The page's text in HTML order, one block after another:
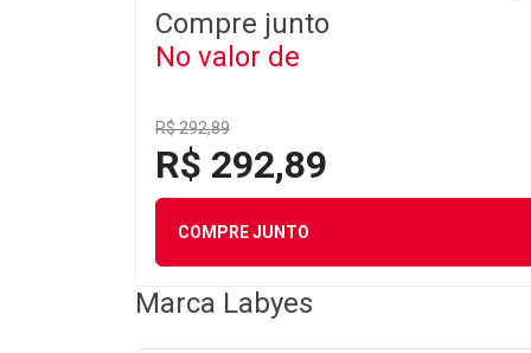
Compre junto
No valor de
R$ 292,89
R$ 292,89
COMPRE JUNTO
Marca Labyes